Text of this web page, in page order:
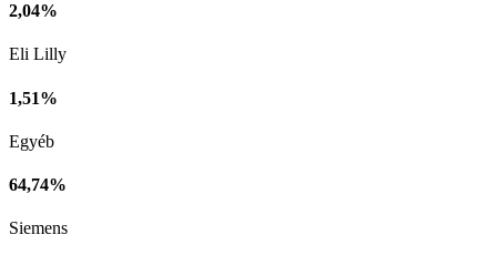
2,04%
Eli Lilly
1,51%
Egyéb
64,74%
Siemens